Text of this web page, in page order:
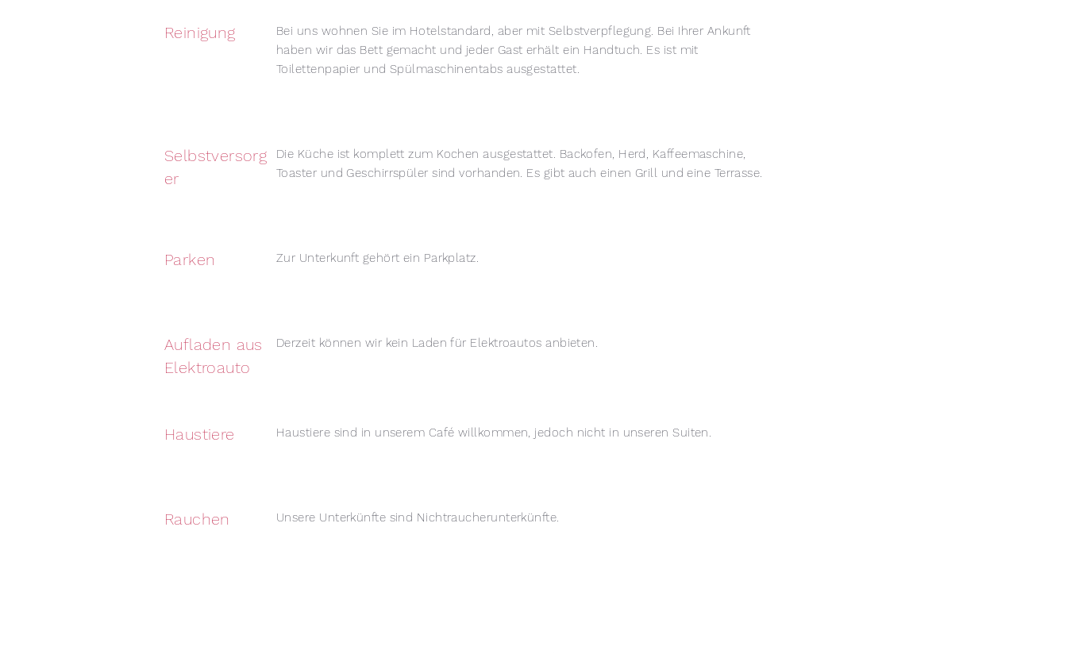
Reinigung
Bei uns wohnen Sie im Hotelstandard, aber mit Selbstverpflegung. Bei Ihrer Ankunft
haben wir das Bett gemacht und jeder Gast erhält ein Handtuch. Es ist mit
Toilettenpapier und Spülmaschinentabs ausgestattet.
Selbstversorg
er
Die Küche ist komplett zum Kochen ausgestattet. Backofen, Herd, Kaffeemaschine,
Toaster und Geschirrspüler sind vorhanden. Es gibt auch einen Grill und eine Terrasse.
Parken Zur Unterkunft gehört ein Parkplatz.
Aufladen aus
Elektroauto
Derzeit können wir kein Laden für Elektroautos anbieten.
Haustiere Haustiere sind in unserem Café willkommen, jedoch nicht in unseren Suiten.
Rauchen Unsere Unterkünfte sind Nichtraucherunterkünfte.